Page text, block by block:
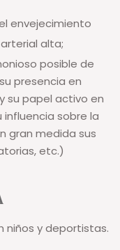
envejecimiento
alta;
posible de
presencia en
su papel activo en
sobre la
gran medida sus
etc.)
niños y deportistas.